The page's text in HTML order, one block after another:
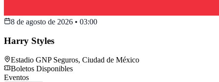
8 de agosto de 2026 • 03:00
Harry Styles
Estadio GNP Seguros, Ciudad de México
Boletos Disponibles
Eventos